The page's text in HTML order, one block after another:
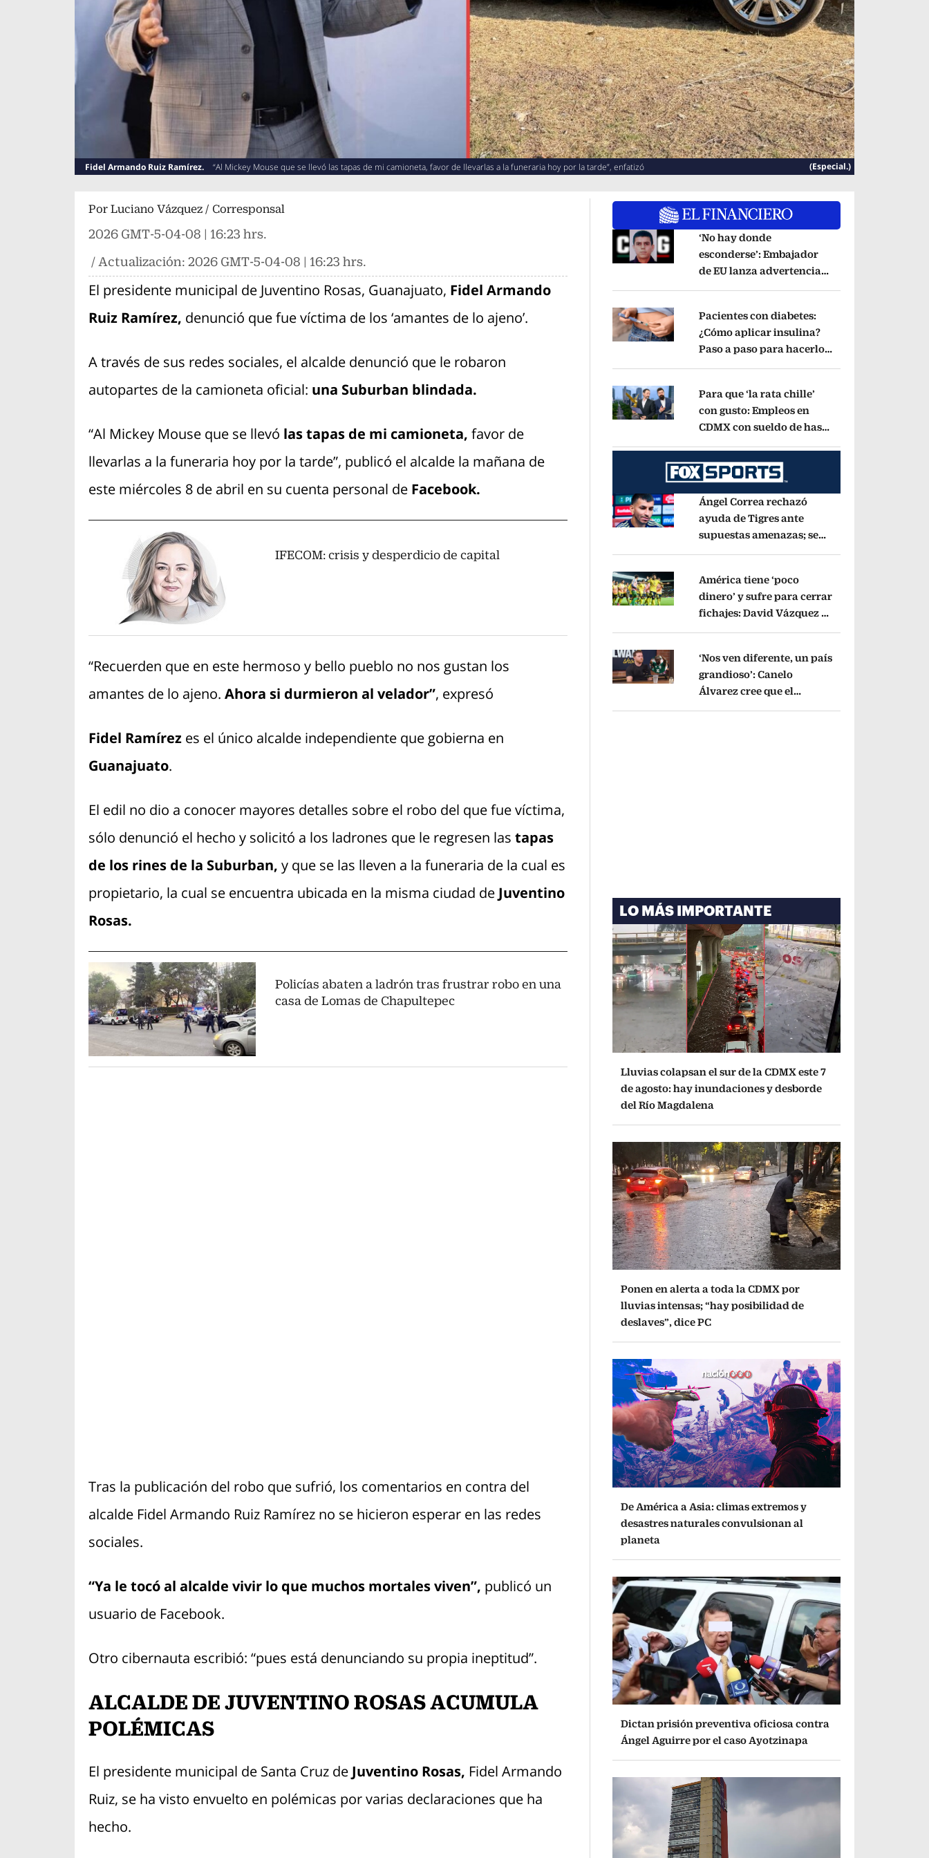
Fidel Armando Ruiz Ramírez. “Al Mickey Mouse que se llevó las tapas de mi camioneta, favor de llevarlas a la funeraria hoy por la tarde”, enfatizó (Especial.)
Por Luciano Vázquez / Corresponsal
2026 GMT-5-04-08 | 16:23 hrs.
/ Actualización: 2026 GMT-5-04-08 | 16:23 hrs.
El presidente municipal de Juventino Rosas, Guanajuato, Fidel Armando
Ruiz Ramírez, denunció que fue víctima de los ‘amantes de lo ajeno’.
A través de sus redes sociales, el alcalde denunció que le robaron
autopartes de la camioneta oficial: una Suburban blindada.
“Al Mickey Mouse que se llevó las tapas de mi camioneta, favor de
llevarlas a la funeraria hoy por la tarde”, publicó el alcalde la mañana de
este miércoles 8 de abril en su cuenta personal deFacebook.
IFECOM: crisis y desperdicio de capital
“Recuerden que en este hermoso y bello pueblo no nos gustan los
amantes de lo ajeno. Ahora si durmieron al velador”, expresó
Fidel Ramírez es el único alcalde independiente que gobierna en
Guanajuato.
El edil no dio a conocer mayores detalles sobre el robo del que fue víctima,
sólo denunció el hecho y solicitó a los ladrones que le regresen las tapas
de los rines de la Suburban, y que se las lleven a la funeraria de la cual es
propietario, la cual se encuentra ubicada en la misma ciudad deJuventino
Rosas.
Policías abaten a ladrón tras frustrar robo en una
casa de Lomas de Chapultepec
Tras la publicación del robo que sufrió, los comentarios en contra del
alcalde Fidel Armando Ruiz Ramírez no se hicieron esperar en las redes
sociales.
“Ya le tocó al alcalde vivir lo que muchos mortales viven”, publicó un
usuario de Facebook.
Otro cibernauta escribió: “pues está denunciando su propia ineptitud”.
ALCALDE DE JUVENTINO ROSAS ACUMULA
POLÉMICAS
El presidente municipal de Santa Cruz de Juventino Rosas, Fidel Armando
Ruiz, se ha visto envuelto en polémicas por varias declaraciones que ha
hecho.
Opens in new window
‘No hay donde
esconderse’: Embajador
de EU lanza advertencia
Opens in new window
Pacientes con diabetes:
¿Cómo aplicar insulina?
Paso a paso para hacerlo
Opens in new window
Para que ‘la rata chille’
con gusto: Empleos en
CDMX con sueldo de hasta
Opens in new window
Ángel Correa rechazó
ayuda de Tigres ante
supuestas amenazas; se
Opens in new window
América tiene ‘poco
dinero’ y sufre para cerrar
fichajes: David Vázquez se
Opens in new window
‘Nos ven diferente, un país
grandioso’: Canelo
Álvarez cree que el
LO MÁS IMPORTANTE
Lluvias colapsan el sur de la CDMX este 7
de agosto: hay inundaciones y desborde
del Río Magdalena
Ponen en alerta a toda la CDMX por
lluvias intensas; “hay posibilidad de
deslaves”, dice PC
De América a Asia: climas extremos y
desastres naturales convulsionan al
planeta
Dictan prisión preventiva oficiosa contra
Ángel Aguirre por el caso Ayotzinapa